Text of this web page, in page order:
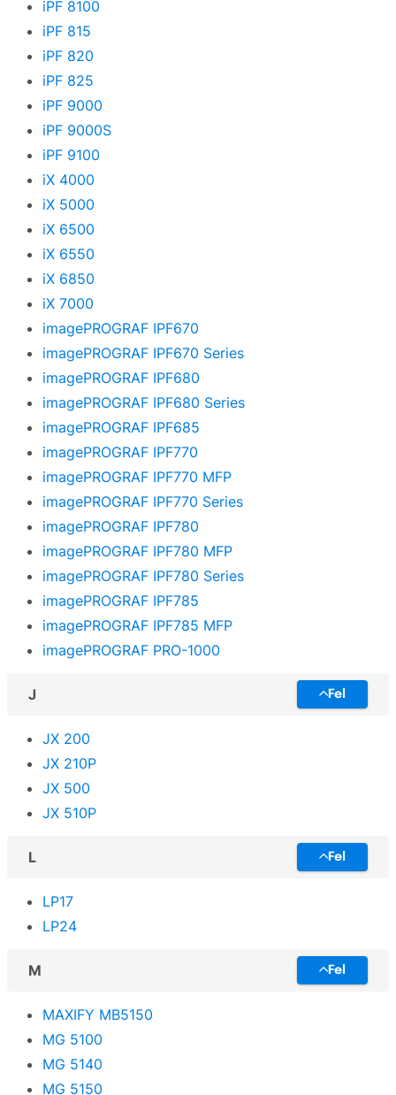
iPF 8100
iPF 815
iPF 820
iPF 825
iPF 9000
iPF 9000S
iPF 9100
iX 4000
iX 5000
iX 6500
iX 6550
iX 6850
iX 7000
imagePROGRAF IPF670
imagePROGRAF IPF670 Series
imagePROGRAF IPF680
imagePROGRAF IPF680 Series
imagePROGRAF IPF685
imagePROGRAF IPF770
imagePROGRAF IPF770 MFP
imagePROGRAF IPF770 Series
imagePROGRAF IPF780
imagePROGRAF IPF780 MFP
imagePROGRAF IPF780 Series
imagePROGRAF IPF785
imagePROGRAF IPF785 MFP
imagePROGRAF PRO-1000
J Fel
JX 200
JX 210P
JX 500
JX 510P
L Fel
LP17
LP24
M Fel
MAXIFY MB5150
MG 5100
MG 5140
MG 5150